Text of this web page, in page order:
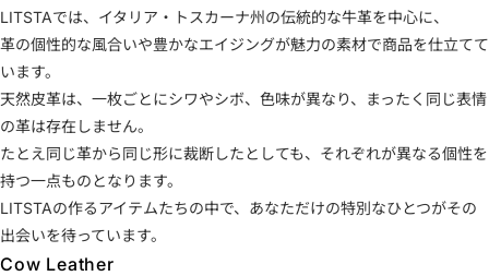
LITSTAでは、イタリア・トスカーナ州の伝統的な牛革を中心に、
革の個性的な風合いや豊かなエイジングが魅力の素材で商品を仕立てて
います。
天然皮革は、一枚ごとにシワやシボ、色味が異なり、まったく同じ表情
の革は存在しません。
たとえ同じ革から同じ形に裁断したとしても、それぞれが異なる個性を
持つ一点ものとなります。
LITSTAの作るアイテムたちの中で、あなただけの特別なひとつがその
出会いを待っています。
Cow Leather